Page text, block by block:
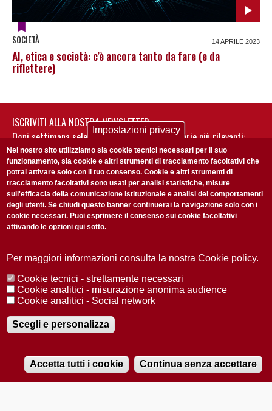
Audio
SOCIETÀ 14 APRILE 2023
AI, etica e società: c’è ancora tanto da fare (e da
riflettere)
ISCRIVITI ALLA NOSTRA NEWSLETTER
Ogni settimana selezioniamo per te nostre storie più rilevanti:
non perderti gli aggiornamenti della nostra newsletter
Accetto laPrivacy Policy
Redazione Copyright Privacy
Area stampa
© 2025 Università di Padova
Registrazione presso il Tribunale di Padova n. 2097/2012 del 18 giugno
2012
Impostazioni privacy
Nel nostro sito utilizziamo sia cookie tecnici necessari per il suo
funzionamento, sia cookie e altri strumenti di tracciamento facoltativi che
potrai attivare solo con il tuo consenso. Cookie e altri strumenti di
tracciamento facoltativi sono usati per analisi statistiche, misure
sull'efficacia della comunicazione istituzionale e analisi dei comportamenti
degli utenti. Se chiudi questo banner continuerai la navigazione solo con i
cookie necessari. Puoi esprimere il consenso sui cookie facoltativi
attivando le opzioni qui sotto.
Per maggiori informazioni consulta la nostra Cookie policy.
Cookie tecnici - strettamente necessari
Cookie analitici - misurazione anonima audience
Cookie analitici - Social network
Scegli e personalizza
Accetta tutti i cookie Continua senza accettare